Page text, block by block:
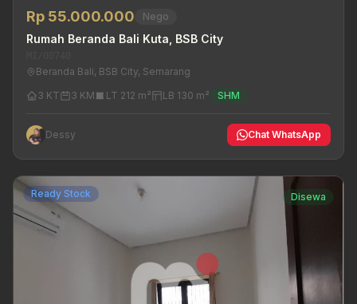
Rp 55.000.000 Nego
Rumah Beranda Bali Kuta, BSB City
Beranda Bali, BSB City, Semarang
3 KT
3 KM LT 212 m² LB 130 m² SHM
Dessy Chat WhatsApp
Ready Stock Disewa